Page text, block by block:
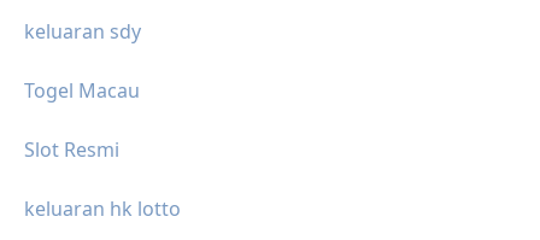
keluaran sdy
Togel Macau
Slot Resmi
keluaran hk lotto